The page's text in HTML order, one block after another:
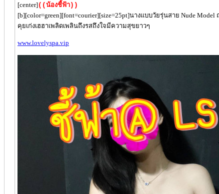
[center]((น้องชี้ฟ้า))
[b][color=green][font=courier][size=25pt]นางแบบวัยรุ่นสาย Nude
คุยเก่งเฮฮาเพลิดเพลินถึงรสถึงใจมีความสุขยาวๆ
www.lovelyspa.vip